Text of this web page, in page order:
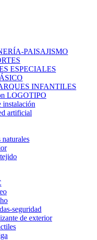
PAISAJISMO
ESPECIALES
INFANTILES
LOGOTIPO
artificial
seguridad
de exterior